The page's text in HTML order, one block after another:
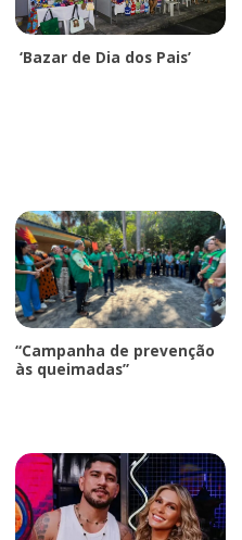
‘Bazar de Dia dos Pais’
“Campanha de prevenção
às queimadas”